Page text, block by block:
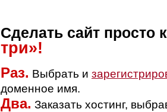
Сделать сайт просто
три»!
Раз. Выбрать и
доменное имя.
Два. Заказать хостинг,